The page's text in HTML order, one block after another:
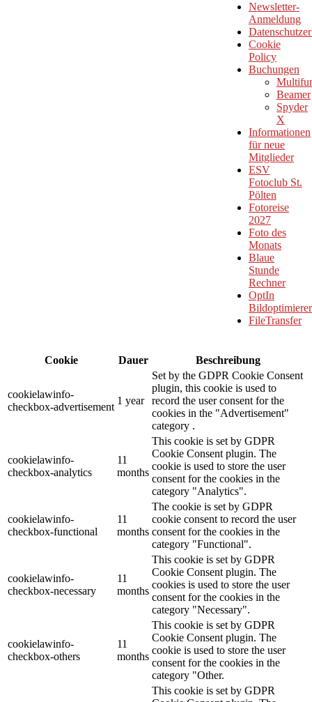
Newsletter-
Anmeldung
Cookie
Policy
Buchungen
Beamer
Spyder
X
Informationen
für neue
Mitglieder
ESV
Fotoclub St.
Pölten
Fotoreise
2027
Foto des
Monats
Blaue
Stunde
Rechner
OptIn
Bildoptimierer
FileTransfer
Cookie Dauer Beschreibung
cookielawinfo-
checkbox-advertisement
1 year
Set by the GDPR Cookie Consent
plugin, this cookie is used to
record the user consent for the
cookies in the "Advertisement"
category .
cookielawinfo-
checkbox-analytics
11
months
This cookie is set by GDPR
Cookie Consent plugin. The
cookie is used to store the user
consent for the cookies in the
category "Analytics".
cookielawinfo-
checkbox-functional
11
months
The cookie is set by GDPR
cookie consent to record the user
consent for the cookies in the
category "Functional".
cookielawinfo-
checkbox-necessary
11
months
This cookie is set by GDPR
Cookie Consent plugin. The
cookies is used to store the user
consent for the cookies in the
category "Necessary".
cookielawinfo-
checkbox-others
11
months
This cookie is set by GDPR
Cookie Consent plugin. The
cookie is used to store the user
consent for the cookies in the
category "Other.
This cookie is set by GDPR